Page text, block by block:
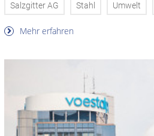
Salzgitter AG Stahl Umwelt
Mehr erfahren